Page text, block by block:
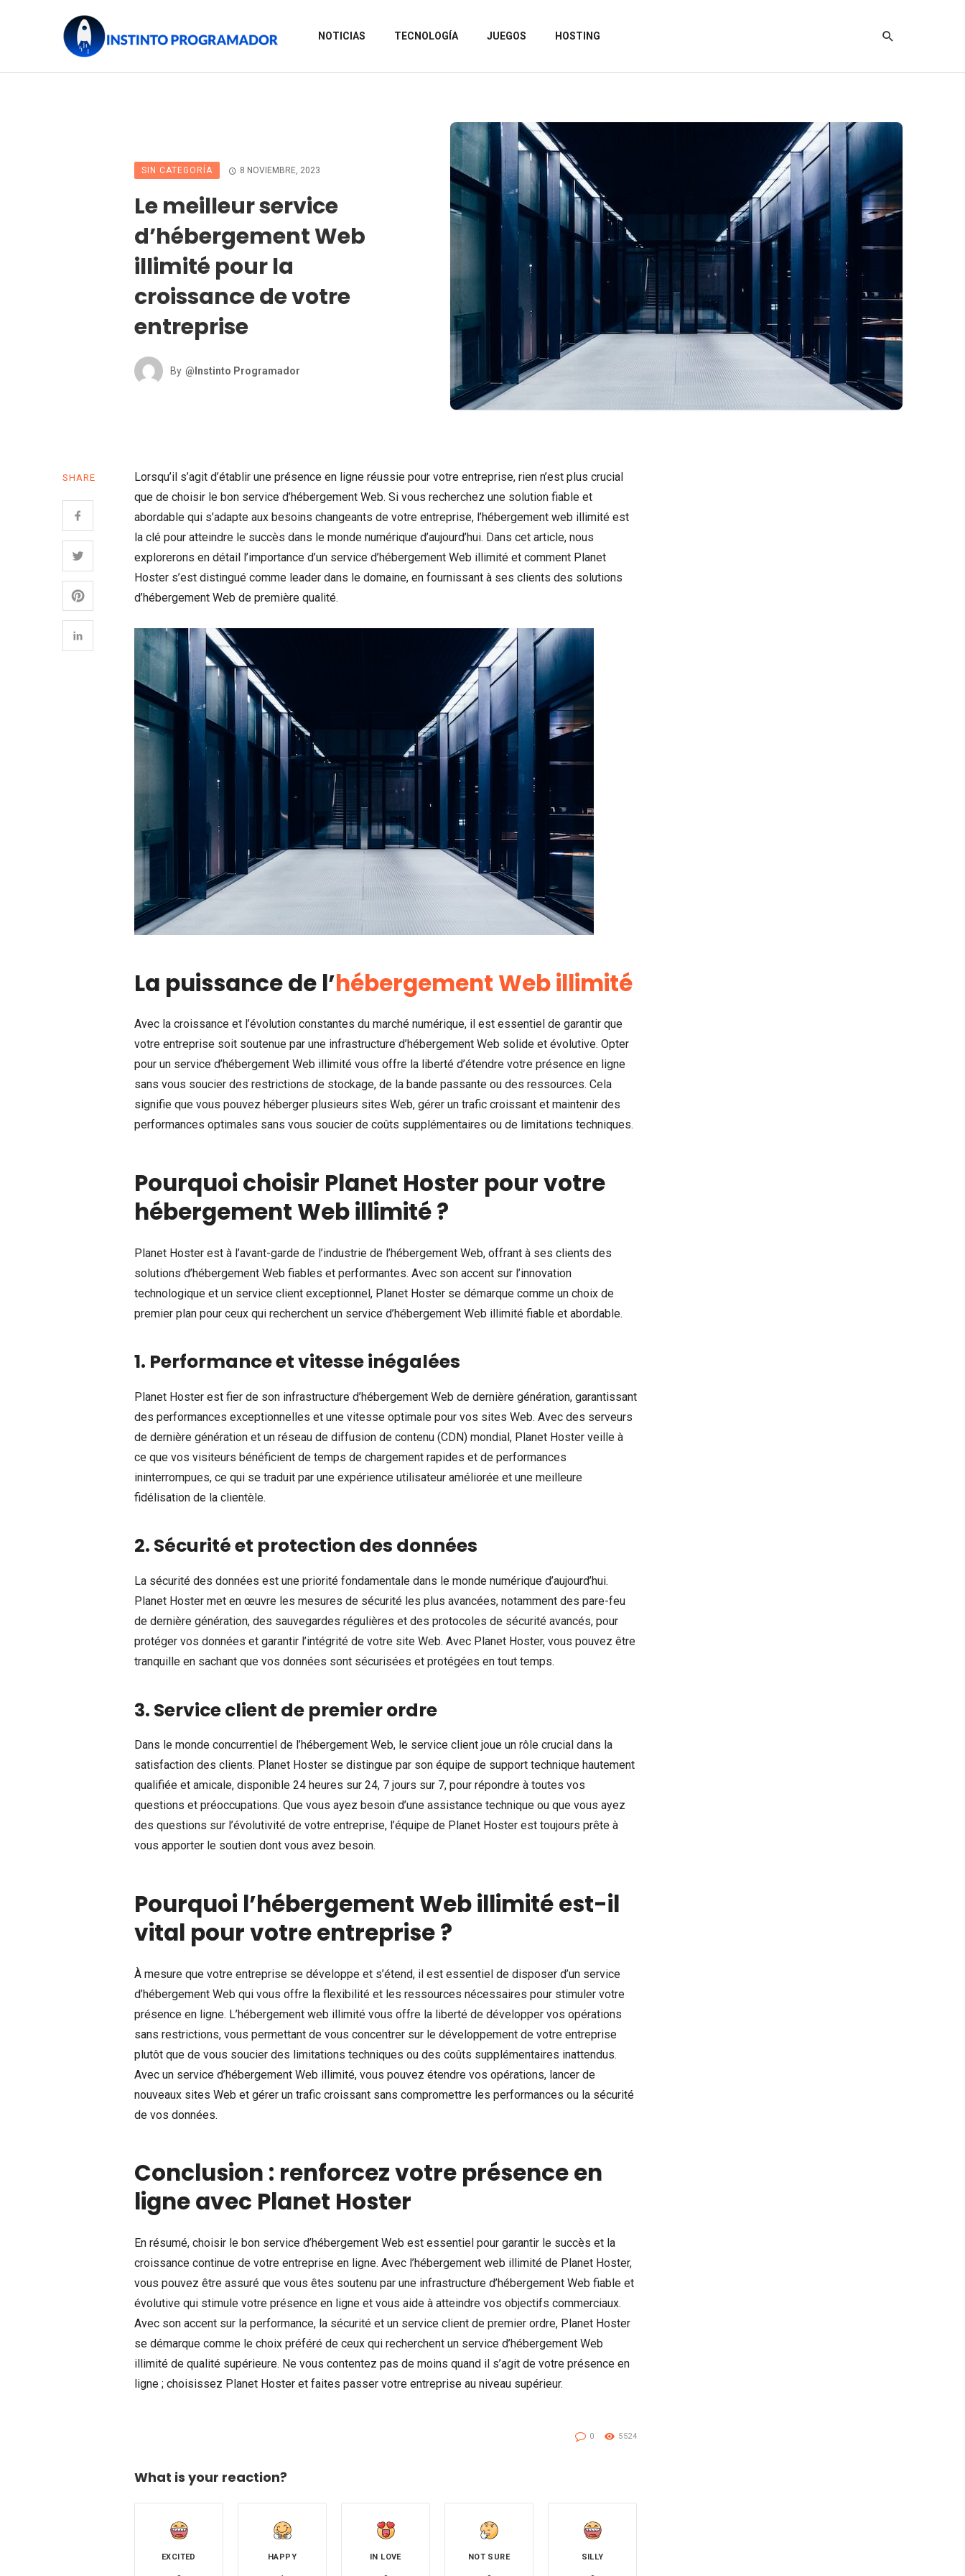
NOTICIAS TECNOLOGÍA JUEGOS HOSTING
SIN CATEGORÍA 8 NOVIEMBRE, 2023
Le meilleur service
d’hébergement Web
illimité pour la
croissance de votre
entreprise
By @Instinto Programador
SHARE
Lorsqu’il s’agit d’établir une présence en ligne réussie pour votre entreprise, rien n’est plus crucial
que de choisir le bon service d’hébergement Web. Si vous recherchez une solution fiable et
abordable qui s’adapte aux besoins changeants de votre entreprise, l’hébergement web illimité est
la clé pour atteindre le succès dans le monde numérique d’aujourd’hui. Dans cet article, nous
explorerons en détail l’importance d’un service d’hébergement Web illimité et comment Planet
Hoster s’est distingué comme leader dans le domaine, en fournissant à ses clients des solutions
d’hébergement Web de première qualité.
La puissance de l’hébergement Web illimité
Avec la croissance et l’évolution constantes du marché numérique, il est essentiel de garantir que
votre entreprise soit soutenue par une infrastructure d’hébergement Web solide et évolutive. Opter
pour un service d’hébergement Web illimité vous offre la liberté d’étendre votre présence en ligne
sans vous soucier des restrictions de stockage, de la bande passante ou des ressources. Cela
signifie que vous pouvez héberger plusieurs sites Web, gérer un trafic croissant et maintenir des
performances optimales sans vous soucier de coûts supplémentaires ou de limitations techniques.
Pourquoi choisir Planet Hoster pour votre
hébergement Web illimité ?
Planet Hoster est à l’avant-garde de l’industrie de l’hébergement Web, offrant à ses clients des
solutions d’hébergement Web fiables et performantes. Avec son accent sur l’innovation
technologique et un service client exceptionnel, Planet Hoster se démarque comme un choix de
premier plan pour ceux qui recherchent un service d’hébergement Web illimité fiable et abordable.
1. Performance et vitesse inégalées
Planet Hoster est fier de son infrastructure d’hébergement Web de dernière génération, garantissant
des performances exceptionnelles et une vitesse optimale pour vos sites Web. Avec des serveurs
de dernière génération et un réseau de diffusion de contenu (CDN) mondial, Planet Hoster veille à
ce que vos visiteurs bénéficient de temps de chargement rapides et de performances
ininterrompues, ce qui se traduit par une expérience utilisateur améliorée et une meilleure
fidélisation de la clientèle.
2. Sécurité et protection des données
La sécurité des données est une priorité fondamentale dans le monde numérique d’aujourd’hui.
Planet Hoster met en œuvre les mesures de sécurité les plus avancées, notamment des pare-feu
de dernière génération, des sauvegardes régulières et des protocoles de sécurité avancés, pour
protéger vos données et garantir l’intégrité de votre site Web. Avec Planet Hoster, vous pouvez être
tranquille en sachant que vos données sont sécurisées et protégées en tout temps.
3. Service client de premier ordre
Dans le monde concurrentiel de l’hébergement Web, le service client joue un rôle crucial dans la
satisfaction des clients. Planet Hoster se distingue par son équipe de support technique hautement
qualifiée et amicale, disponible 24 heures sur 24, 7 jours sur 7, pour répondre à toutes vos
questions et préoccupations. Que vous ayez besoin d’une assistance technique ou que vous ayez
des questions sur l’évolutivité de votre entreprise, l’équipe de Planet Hoster est toujours prête à
vous apporter le soutien dont vous avez besoin.
Pourquoi l’hébergement Web illimité est-il
vital pour votre entreprise ?
À mesure que votre entreprise se développe et s’étend, il est essentiel de disposer d’un service
d’hébergement Web qui vous offre la flexibilité et les ressources nécessaires pour stimuler votre
présence en ligne. L’hébergement web illimité vous offre la liberté de développer vos opérations
sans restrictions, vous permettant de vous concentrer sur le développement de votre entreprise
plutôt que de vous soucier des limitations techniques ou des coûts supplémentaires inattendus.
Avec un service d’hébergement Web illimité, vous pouvez étendre vos opérations, lancer de
nouveaux sites Web et gérer un trafic croissant sans compromettre les performances ou la sécurité
de vos données.
Conclusion : renforcez votre présence en
ligne avec Planet Hoster
En résumé, choisir le bon service d’hébergement Web est essentiel pour garantir le succès et la
croissance continue de votre entreprise en ligne. Avec l’hébergement web illimité de Planet Hoster,
vous pouvez être assuré que vous êtes soutenu par une infrastructure d’hébergement Web fiable et
évolutive qui stimule votre présence en ligne et vous aide à atteindre vos objectifs commerciaux.
Avec son accent sur la performance, la sécurité et un service client de premier ordre, Planet Hoster
se démarque comme le choix préféré de ceux qui recherchent un service d’hébergement Web
illimité de qualité supérieure. Ne vous contentez pas de moins quand il s’agit de votre présence en
ligne ; choisissez Planet Hoster et faites passer votre entreprise au niveau supérieur.
0 5524
What is your reaction?
EXCITED HAPPY IN LOVE NOT SURE SILLY